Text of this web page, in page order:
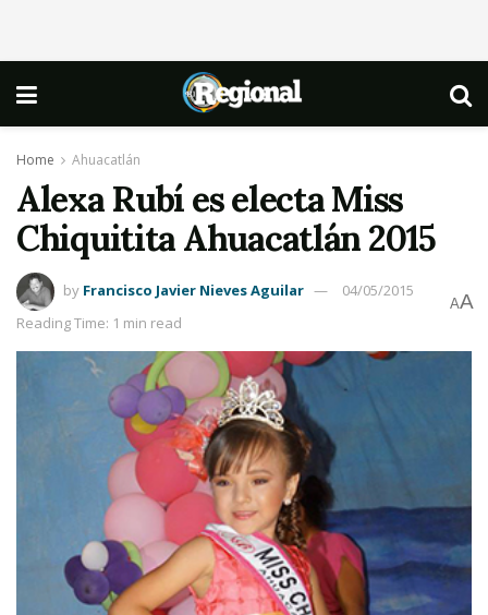
Home Ahuacatlán
Alexa Rubí es electa Miss
Chiquitita Ahuacatlán 2015
by Francisco Javier Nieves Aguilar
04/05/2015
Reading Time: 1 min read
AA